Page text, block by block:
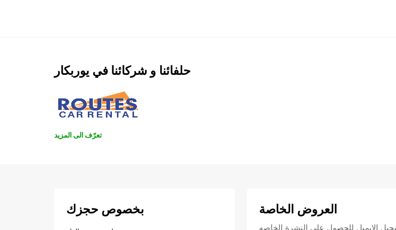
حلفائنا و شركائنا في يوربكار
تعرّف الى المزيد
بخصوص حجزك العروض الخاصة
الايميل للحصول علي النشرة الخاصه